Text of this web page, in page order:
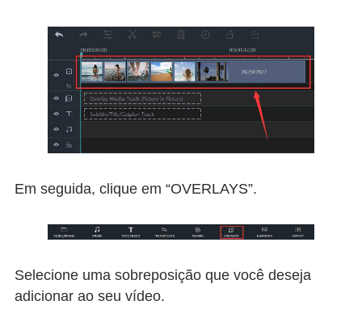
Em seguida, clique em “OVERLAYS”.
Selecione uma sobreposição que você deseja
adicionar ao seu vídeo.